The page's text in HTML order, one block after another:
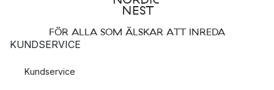
FÖR ALLA SOM ÄLSKAR ATT INREDA
KUNDSERVICE
Kundservice